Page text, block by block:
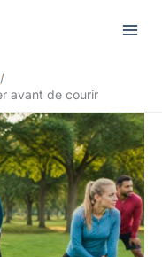
avant de courir